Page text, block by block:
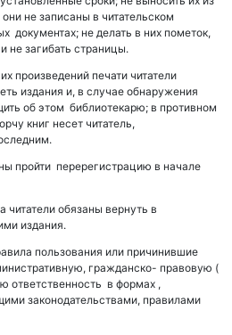
не записаны в читательском
документах; не делать в них пометок,
не загибать страницы.
произведений печати читатели
издания и, в случае обнаружения
об этом библиотекарю; в противном
книг несет читатель,
пройти перерегистрацию в начале
читатели обязаны вернуть в
издания.
пользования или причинившие
гражданско- правовую (
ответственность в формах ,
законодательствами, правилами